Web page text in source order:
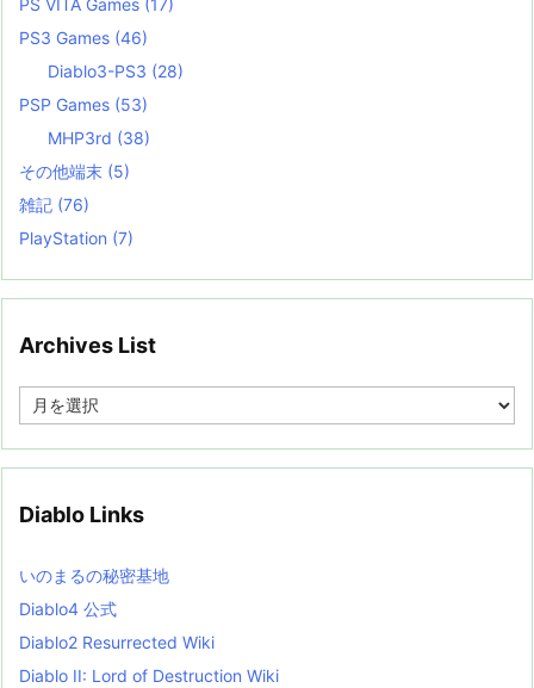
PS VITA Games (17)
PS3 Games (46)
Diablo3-PS3 (28)
PSP Games (53)
MHP3rd (38)
その他端末 (5)
雑記 (76)
PlayStation (7)
Archives List
e
i
s
t
Diablo Links
いのまるの秘密基地
Diablo4 公式
Diablo2 Resurrected Wiki
Diablo II: Lord of Destruction Wiki